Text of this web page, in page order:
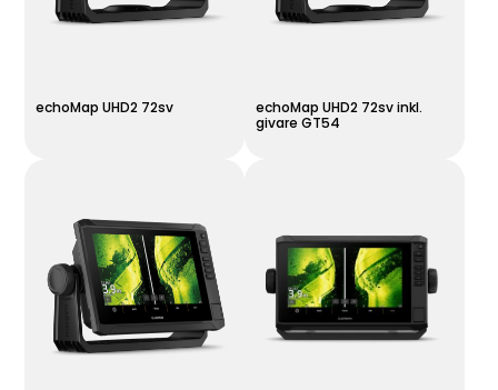
echoMap UHD2 72sv
echoMap UHD2 72sv inkl.
givare GT54